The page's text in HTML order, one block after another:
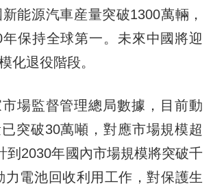
能源汽車産量突破1300萬輛，
保持全球第一。未來中國將迎
化退役階段。
監督管理總局數據，目前動
突破30萬噸，對應市場規模超
到2030年國內市場規模將突破千
力電池回收利用工作，對保護生